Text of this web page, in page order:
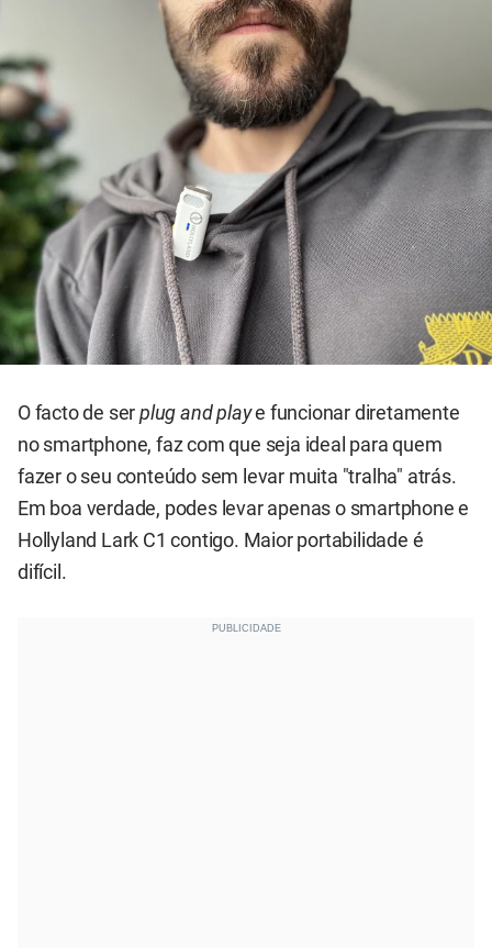
O facto de ser plug and playe funcionar diretamente
no smartphone, faz com que seja ideal para quem
fazer o seu conteúdo sem levar muita "tralha" atrás.
Em boa verdade, podes levar apenas o smartphone e
Hollyland Lark C1 contigo. Maior portabilidade é
difícil.